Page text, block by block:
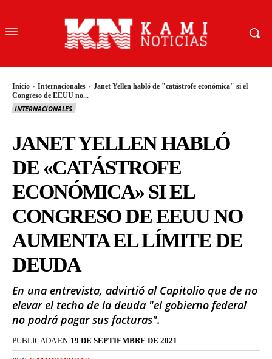
Inicio Internacionales
Janet Yellen habló de "catástrofe económica" si el
Congreso de EEUU no...
INTERNACIONALES
JANET YELLEN HABLÓ
DE «CATÁSTROFE
ECONÓMICA» SI EL
CONGRESO DE EEUU NO
AUMENTA EL LÍMITE DE
DEUDA
En una entrevista, advirtió al Capitolio que de no
elevar el techo de la deuda "el gobierno federal
no podrá pagar sus facturas".
PUBLICADA EN 19 DE SEPTIEMBRE DE 2021